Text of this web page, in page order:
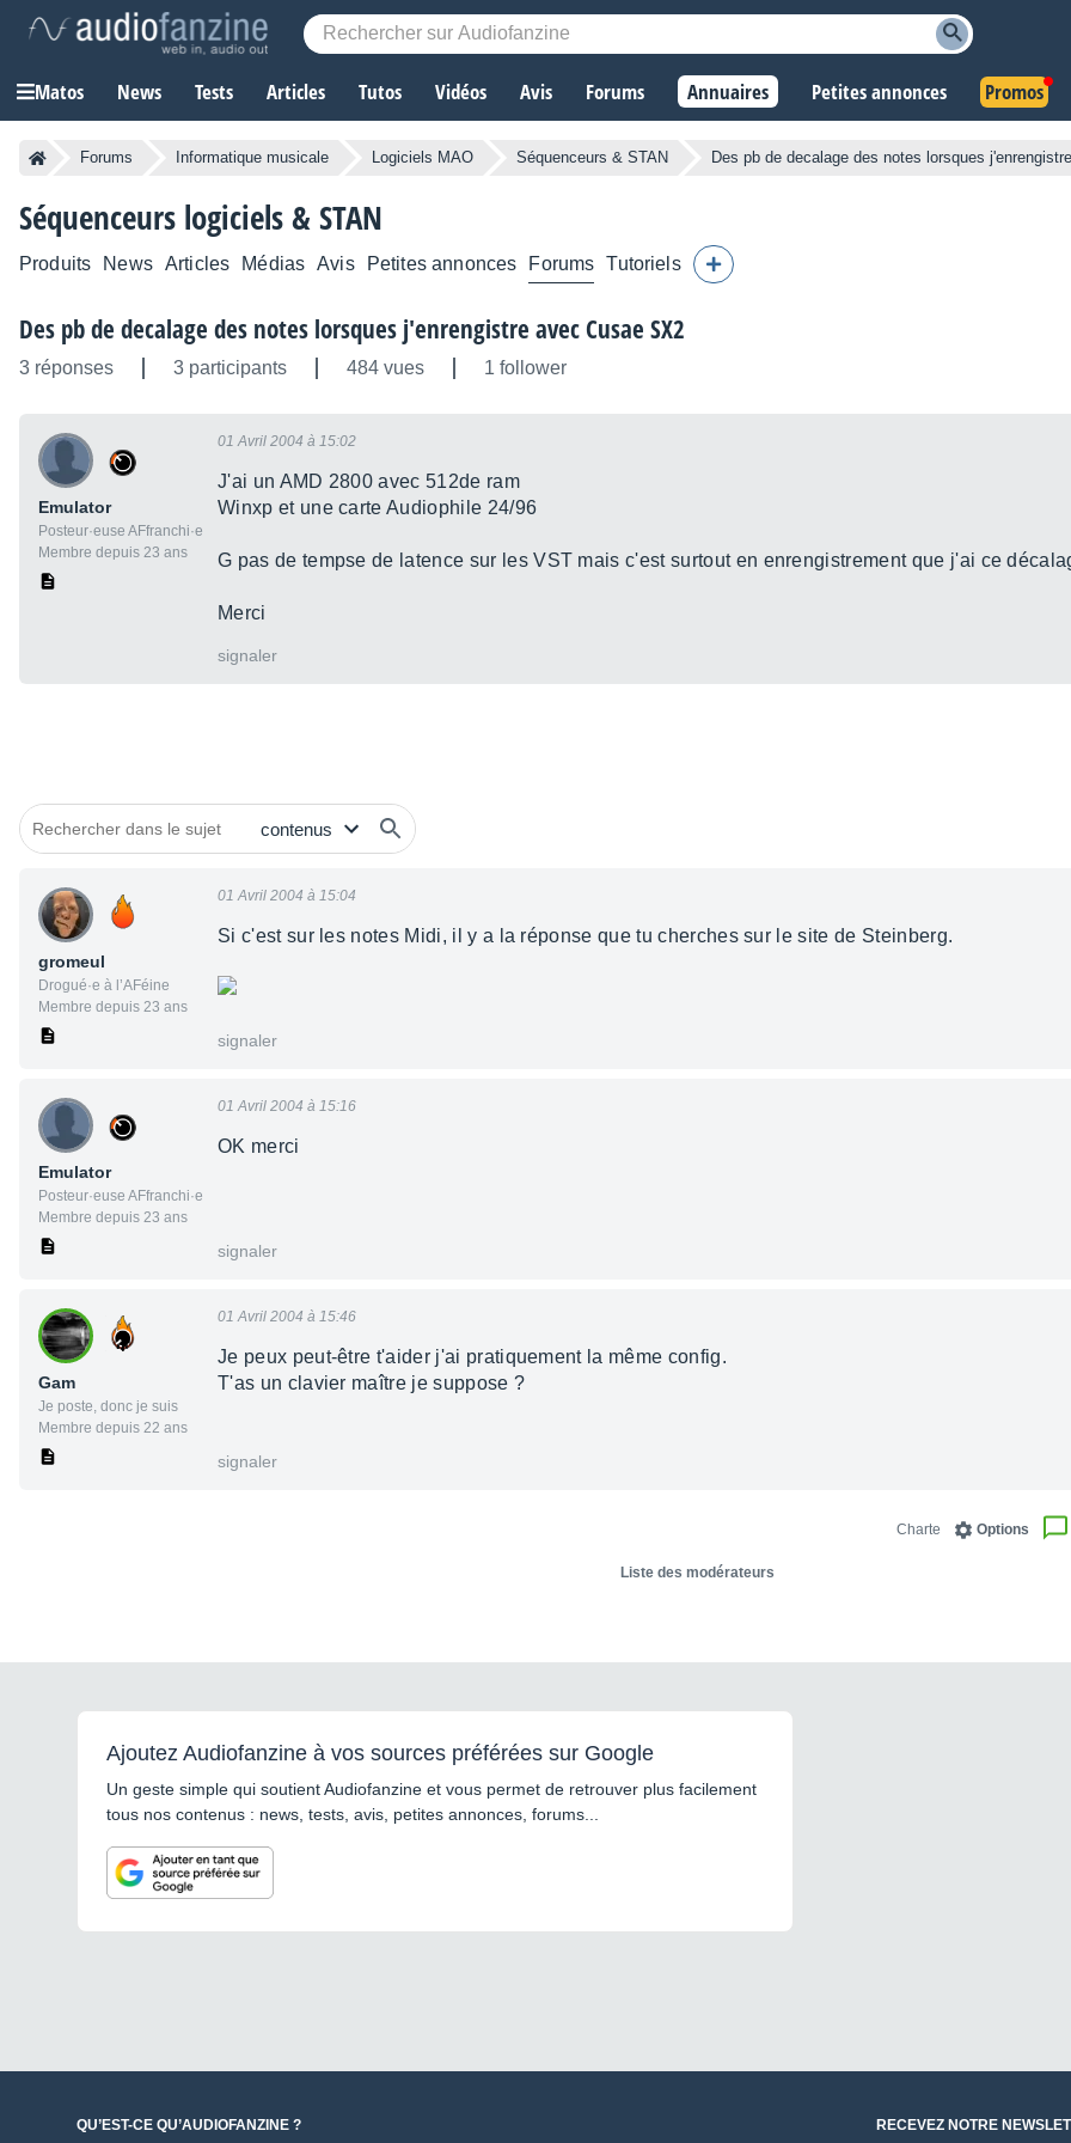
Matos News Tests Articles Tutos Vidéos Avis Forums Annuaires Petites annonces Promos
Forums Informatique musicale Logiciels MAO Séquenceurs & STAN Des pb de decalage des notes lorsques
Séquenceurs logiciels & STAN
Produits News Articles Médias Avis Petites annonces Forums Tutoriels
Des pb de decalage des notes lorsques j'enrengistre avec Cusae SX2
3 réponses 3 participants 484 vues 1 follower
Emulator
Posteur·euse AFfranchi·e
Membre depuis 23 ans
01 Avril 2004 à 15:02
J'ai un AMD 2800 avec 512de ram
Winxp et une carte Audiophile 24/96
G pas de tempse de latence sur les VST mais c'est surtout en enrengistrement que j'ai ce
Merci
signaler
gromeul
Drogué·e à l’AFéine
Membre depuis 23 ans
01 Avril 2004 à 15:04
Si c'est sur les notes Midi, il y a la réponse que tu cherches sur le site de Steinberg.
signaler
Emulator
Posteur·euse AFfranchi·e
Membre depuis 23 ans
01 Avril 2004 à 15:16
OK merci
signaler
Gam
Je poste, donc je suis
Membre depuis 22 ans
01 Avril 2004 à 15:46
Je peux peut-être t'aider j'ai pratiquement la même config.
T'as un clavier maître je suppose ?
signaler
Options
Charte
Liste des modérateurs
Ajoutez Audiofanzine à vos sources préférées sur Google
Un geste simple qui soutient Audiofanzine et vous permet de retrouver plus facilement
tous nos contenus : news, tests, avis, petites annonces, forums...
QU’EST-CE QU’AUDIOFANZINE ? RECEVEZ NOTRE